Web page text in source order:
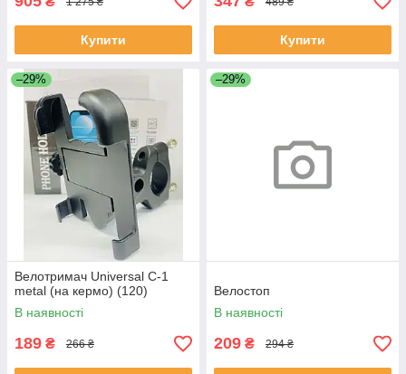
Купити Купити
–29%
Велотримач Universal C-1
metal (на кермо) (120)
В наявності
189 ₴ 266 ₴
–29%
Велостоп
В наявності
209 ₴ 294 ₴